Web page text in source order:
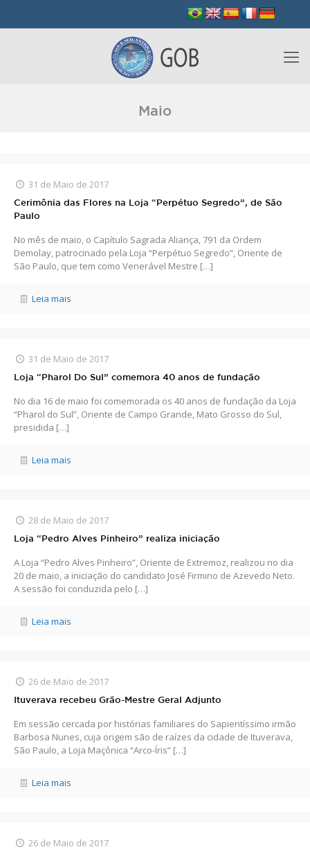
Maio
31 de Maio de 2017
Cerimônia das Flores na Loja “Perpétuo Segredo”, de São
Paulo
No mês de maio, o Capítulo Sagrada Aliança, 791 da Ordem
Demolay, patrocinado pela Loja “Perpétuo Segredo”, Oriente de
São Paulo, que tem como Venerável Mestre […]
Leia mais
31 de Maio de 2017
Loja “Pharol Do Sul” comemora 40 anos de fundação
No dia 16 de maio foi comemorada os 40 anos de fundação da Loja
“Pharol do Sul”, Oriente de Campo Grande, Mato Grosso do Sul,
presidida […]
Leia mais
28 de Maio de 2017
Loja “Pedro Alves Pinheiro” realiza iniciação
A Loja “Pedro Alves Pinheiro”, Oriente de Extremoz, realizou no dia
20 de maio, a iniciação do candidato José Firmino de Azevedo Neto.
A sessão foi conduzida pelo […]
Leia mais
26 de Maio de 2017
Ituverava recebeu Grão-Mestre Geral Adjunto
Em sessão cercada por histórias familiares do Sapientíssimo irmão
Barbosa Nunes, cuja origem são de raízes da cidade de Ituverava,
São Paulo, a Loja Maçônica “Arco-Íris” […]
Leia mais
26 de Maio de 2017